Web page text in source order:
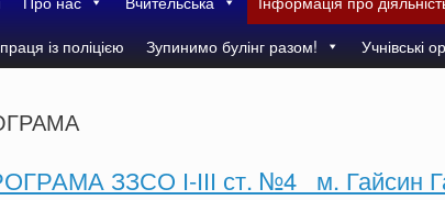
із поліцією Зупинимо булінг разом! Учнівські
ЗЗСО І-ІІІ ст. №4 м. Гайсин